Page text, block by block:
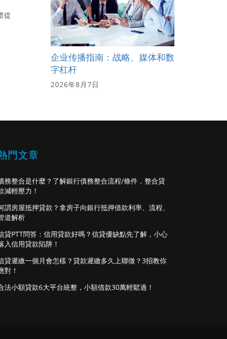
從
企业传播指南：战略、媒体和数
字杠杆
2026年8月7日
門文章
務整合是什麼？了解銀行債務整合流程/條件，整合貸
減輕壓力！
謂房屋抵押貸款？拿房子向銀行抵押借款利率、流程、
道解析
貸PTT問答：信用貸款好嗎？信貸優缺點先了解，小心
入信用貸款陷阱！
貸遲繳一個月會怎樣？貸款遲繳多久上聯徵？3招教你
對！
法小額貸款6大平台統整，小額借款30萬輕鬆過！